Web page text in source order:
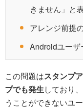
きません」と
アレンジ前提
Androidユーザ
この問題はスタンプ
プでも発生しており
うことができないユ